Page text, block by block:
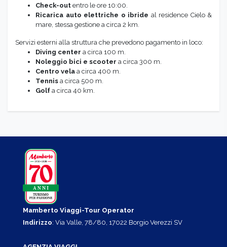
Check-out entro le ore 10:00.
Ricarica auto elettriche o ibride al residence Cielo &
mare, stessa gestione a circa 2 km.
Servizi esterni alla struttura che prevedono pagamento in loco:
Diving center a circa 100 m.
Noleggio bici e scooter a circa 300 m.
Centro vela a circa 400 m.
Tennis a circa 500 m.
Golf a circa 40 km.
Mamberto Viaggi-Tour Operator
Indirizzo: Via Valle, 78/80, 17022 Borgio Verezzi SV